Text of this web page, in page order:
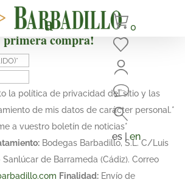
un 10% de descuento en tu
primera compra!
la política de privacidad del sitio y las
de mis datos de carácter personal.*
a vuestro boletín de noticias*
Bodegas Barbadillo, S.L. C/Luis
Sanlúcar de Barrameda (Cádiz). Correo
Finalidad: Envío de
0
es |en